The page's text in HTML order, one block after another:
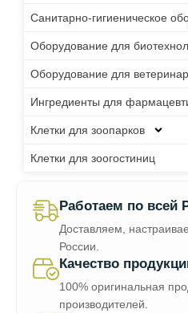
Санитарно-гигиеническое
Оборудование для
Оборудование для
Ингредиенты для
Клетки для зоопарков
Клетки для зоогостиниц
Работаем по всей
Доставляем,
России.
Качество
100% оригинальная
производителей.